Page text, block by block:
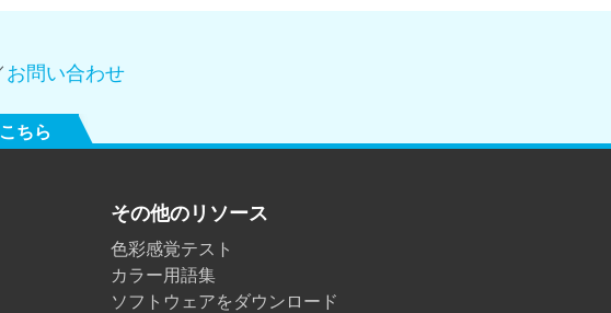
お問い合わせ
ちら
その他のリソース
色彩感覚テスト
カラー用語集
ソフトウェアをダウンロード